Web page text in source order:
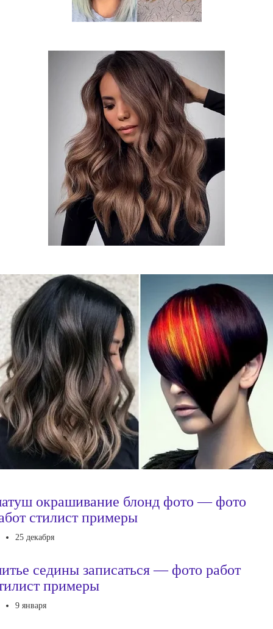
окрашивание блонд фото — фото
стилист примеры
25 декабря
седины записаться — фото работ
примеры
9 января